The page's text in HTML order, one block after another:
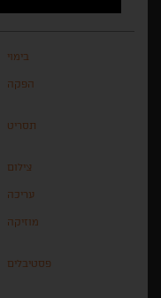
בימוי
הפקה
תסריט
צילום
עריכה
מוזיקה
פסטיבלים